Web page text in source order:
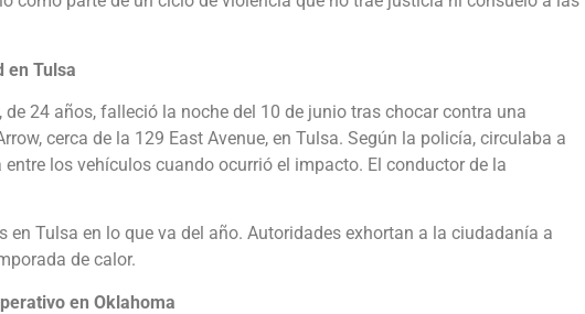
en Tulsa
24 años, falleció la noche del 10 de junio tras chocar contra una
cerca de la 129 East Avenue, en Tulsa. Según la policía, circulaba a
los vehículos cuando ocurrió el impacto. El conductor de la
Tulsa en lo que va del año. Autoridades exhortan a la ciudadanía a
de calor.
en Oklahoma